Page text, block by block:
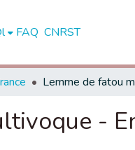
FAQ CNRST
-